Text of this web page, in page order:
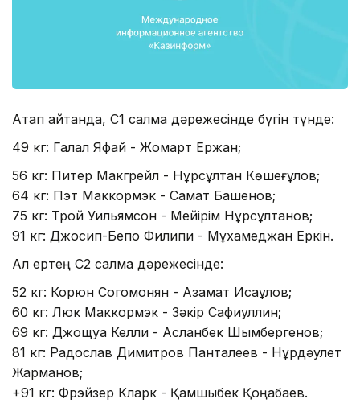
Атап айтқанда, С1 салмақ дәрежесінде бүгін түнде:
49 кг: Галал Яфай - Жомарт Ержан;
56 кг: Питер Макгрейл - Нұрсұлтан Көшеғұлов;
64 кг: Пэт Маккормэк - Самат Башенов;
75 кг: Трой Уильямсон - Мейірім Нұрсұлтанов;
91 кг: Джосип-Бепо Филипи - Мұхамеджан Еркін.
Ал ертең С2 салмақ дәрежесінде:
52 кг: Корюн Согомонян - Азамат Исақұлов;
60 кг: Люк Маккормэк - Зәкір Сафиуллин;
69 кг: Джощуа Келли - Асланбек Шымбергенов;
81 кг: Радослав Димитров Панталеев - Нұрдәулет
Жарманов;
+91 кг: Фрэйзер Кларк - Қамшыбек Қоңқабаев.